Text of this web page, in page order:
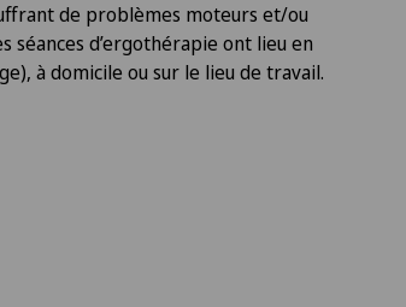
de problèmes moteurs et/ou
séances d’ergothérapie ont lieu en
à domicile ou sur le lieu de travail.